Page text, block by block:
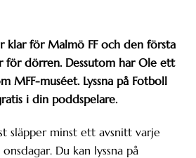
klar för Malmö FF och den första
för dörren. Dessutom har Ole ett
MFF-muséet. Lyssna på Fotboll
i din poddspelare.
släpper minst ett avsnitt varje
Du kan lyssna på